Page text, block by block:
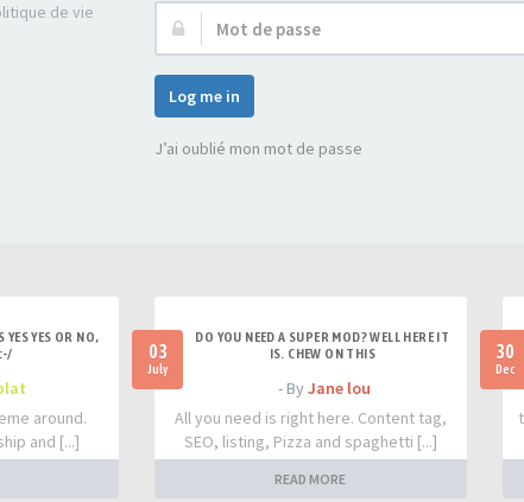
de vie
Mot
de
passe :
Log me in
J’ai oublié mon mot de passe
YES OR NO,
around.
and [...]
03
July
DO YOU NEED A SUPER MOD? WELL HERE IT
IS. CHEW ON THIS
- By Jane lou
All you need is right here. Content tag,
SEO, listing, Pizza and spaghetti [...]
READ MORE
30
Dec